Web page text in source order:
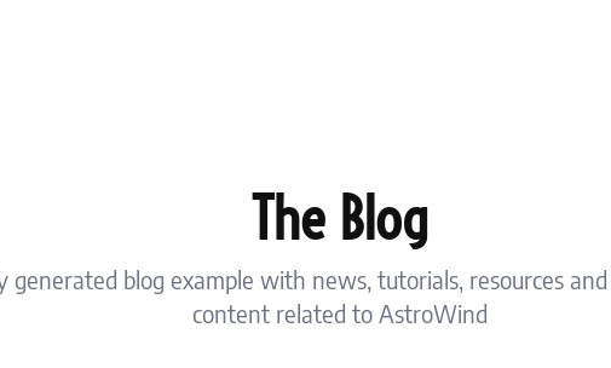
The Blog
generated blog example with news, tutorials, resources
content related to AstroWind